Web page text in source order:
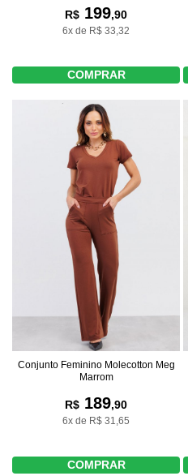
R$ 199,90
6x de R$ 33,32
COMPRAR
Conjunto Feminino Molecotton Meg
Marrom
R$ 189,90
6x de R$ 31,65
COMPRAR